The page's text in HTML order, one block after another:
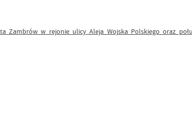
Zambrów w rejonie ulicy Aleja Wojska Polskiego oraz